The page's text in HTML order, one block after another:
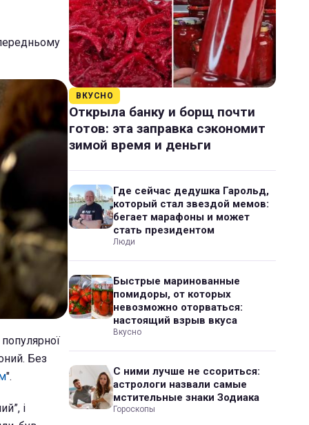
Без
".
і
ВКУСНО
Открыла банку и борщ почти
готов: эта заправка сэкономит
зимой время и деньги
Где сейчас дедушка Гарольд,
который стал звездой мемов:
бегает марафоны и может
стать президентом
Люди
Быстрые маринованные
помидоры, от которых
невозможно оторваться:
настоящий взрыв вкуса
Вкусно
С ними лучше не ссориться:
астрологи назвали самые
мстительные знаки Зодиака
Гороскопы